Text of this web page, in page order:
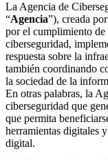
La Agencia de
“Agencia”), creada
por el cumplimiento
ciberseguridad,
respuesta sobre la
también coordinando
la sociedad de la
En otras palabras, la
ciberseguridad que
que permita
herramientas digitales
digital.